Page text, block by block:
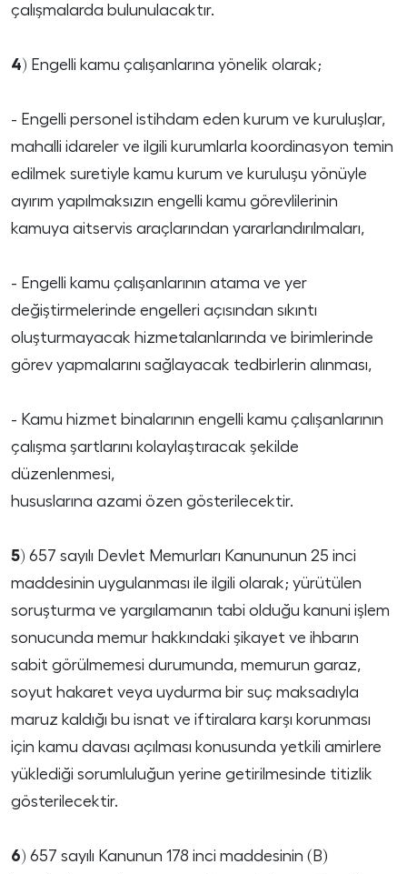
çalışmalarda bulunulacaktır.
4) Engelli kamu çalışanlarına yönelik olarak;
- Engelli personel istihdam eden kurum ve kuruluşlar,
mahalli idareler ve ilgili kurumlarla koordinasyon temin
edilmek suretiyle kamu kurum ve kuruluşu yönüyle
ayırım yapılmaksızın engelli kamu görevlilerinin
kamuya aitservis araçlarından yararlandırılmaları,
- Engelli kamu çalışanlarının atama ve yer
değiştirmelerinde engelleri açısından sıkıntı
oluşturmayacak hizmetalanlarında ve birimlerinde
görev yapmalarını sağlayacak tedbirlerin alınması,
- Kamu hizmet binalarının engelli kamu çalışanlarının
çalışma şartlarını kolaylaştıracak şekilde
düzenlenmesi,
hususlarına azami özen gösterilecektir.
5) 657 sayılı Devlet Memurları Kanununun 25 inci
maddesinin uygulanması ile ilgili olarak; yürütülen
soruşturma ve yargılamanın tabi olduğu kanuni işlem
sonucunda memur hakkındaki şikayet ve ihbarın
sabit görülmemesi durumunda, memurun garaz,
soyut hakaret veya uydurma bir suç maksadıyla
maruz kaldığı bu isnat ve iftiralara karşı korunması
için kamu davası açılması konusunda yetkili amirlere
yüklediği sorumluluğun yerine getirilmesinde titizlik
gösterilecektir.
6) 657 sayılı Kanunun 178 inci maddesinin (B)